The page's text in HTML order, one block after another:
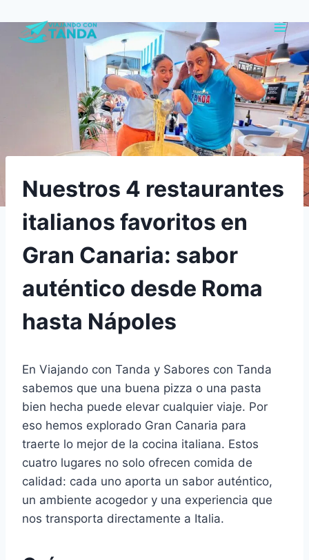
contenido
Nuestros 4 restaurantes
italianos favoritos en
Gran Canaria: sabor
auténtico desde Roma
hasta Nápoles
En Viajando con Tanda y Sabores con Tanda
sabemos que una buena pizza o una pasta
bien hecha puede elevar cualquier viaje. Por
eso hemos explorado Gran Canaria para
traerte lo mejor de la cocina italiana. Estos
cuatro lugares no solo ofrecen comida de
calidad: cada uno aporta un sabor auténtico,
un ambiente acogedor y una experiencia que
nos transporta directamente a Italia.